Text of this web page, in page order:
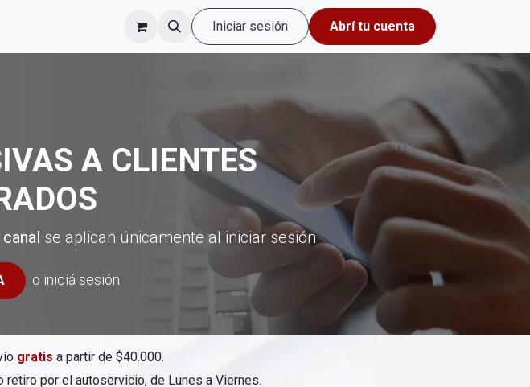
Iniciar sesión Abrí tu cuenta
A CLIENTES
se aplican únicamente al iniciar sesión
o iniciá sesión
gratis a partir de $40.000.
retiro por el autoservicio, de Lunes a Viernes.